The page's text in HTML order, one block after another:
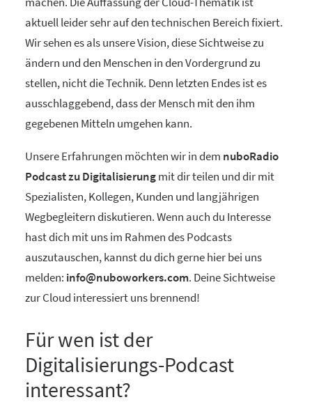
aktuell leider sehr auf den technischen Bereich fixiert.
Wir sehen es als unsere Vision, diese Sichtweise zu
ändern und den Menschen in den Vordergrund zu
stellen, nicht die Technik. Denn letzten Endes ist es
ausschlaggebend, dass der Mensch mit den ihm
gegebenen Mitteln umgehen kann.
Unsere Erfahrungen möchten wir in dem nuboRadio
Podcast zu Digitalisierungmit dir teilen und dir mit
Spezialisten, Kollegen, Kunden und langjährigen
Wegbegleitern diskutieren. Wenn auch du Interesse
hast dich mit uns im Rahmen des Podcasts
auszutauschen, kannst du dich gerne hier bei uns
melden: info@nuboworkers.com. Deine Sichtweise
zur Cloud interessiert uns brennend!
Für wen ist der
Digitalisierungs-Podcast
interessant?